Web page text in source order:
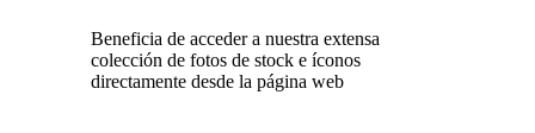
Beneficia de acceder a nuestra extensa
colección de fotos de stock e íconos
directamente desde la página web